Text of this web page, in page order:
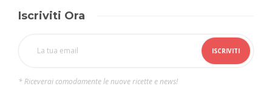
Iscriviti Ora
* Riceverai comodamente le nuove ricette e news!